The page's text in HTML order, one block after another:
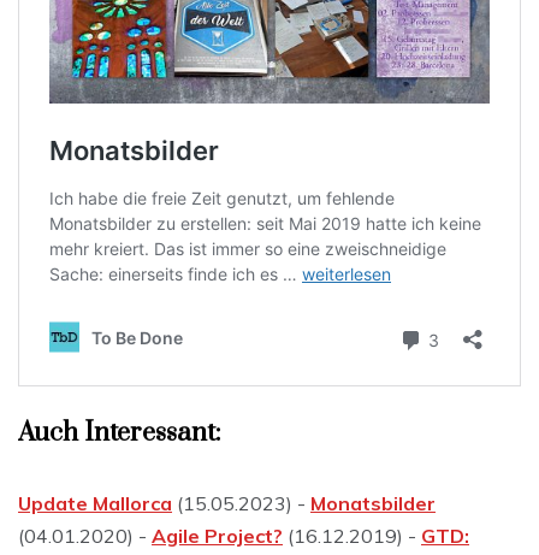
Auch Interessant:
Update Mallorca (15.05.2023) - Monatsbilder
(04.01.2020) - Agile Project? (16.12.2019) - GTD: